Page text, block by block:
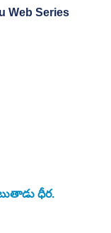
Web Series
ధీర.